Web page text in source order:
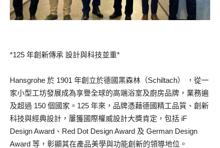
*125 年創新傳承 設計與科技並重*
Hansgrohe 於 1901 年創立於德國黑森林（Schiltach） ，從一
家小型工坊發展成為享譽全球的高端浴室及廚房品牌，業務遍
及超過 150 個國家。125 年來，品牌憑藉德國精工品質、創新
科技與經典設計，屢獲國際權威設計大獎肯定，包括 iF
Design Award、Red Dot Design Award 及 German Design
Award 等，彰顯其在產品美學與功能創新的領導地位。